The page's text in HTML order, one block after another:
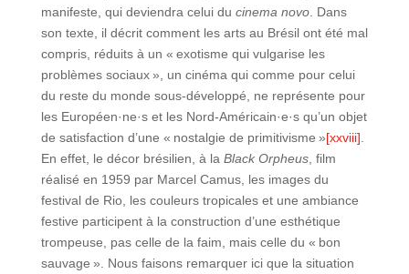
manifeste, qui deviendra celui du cinema novo. Dans
son texte, il décrit comment les arts au Brésil ont été mal
compris, réduits à un « exotisme qui vulgarise les
problèmes sociaux », un cinéma qui comme pour celui
du reste du monde sous-développé, ne représente pour
les Européen·ne·s et les Nord-Américain·e·s qu’un objet
de satisfaction d’une « nostalgie de primitivisme »[xxviii].
En effet, le décor brésilien, à la Black Orpheus, film
réalisé en 1959 par Marcel Camus, les images du
festival de Rio, les couleurs tropicales et une ambiance
festive participent à la construction d’une esthétique
trompeuse, pas celle de la faim, mais celle du « bon
sauvage ». Nous faisons remarquer ici que la situation